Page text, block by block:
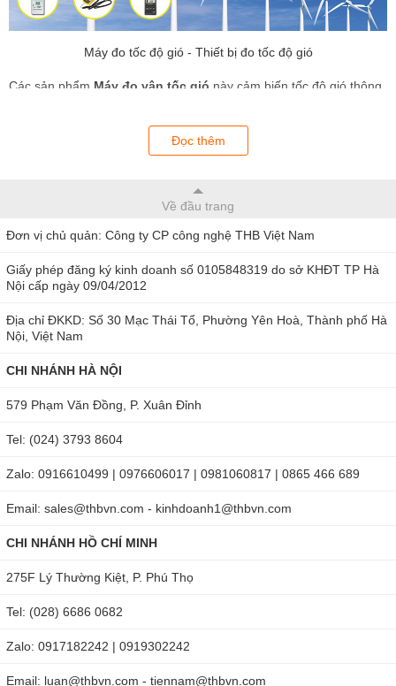
Máy đo tốc độ gió - Thiết bị đo tốc độ gió
Các sản phẩm Máy đo vận tốc gió này cảm biến tốc độ gió thông
hiển thị trực tiếp trên màn hình LCD.
cung cấp, bảo hành chính hãng từ nhà phân phối và
mang đến khách hàng với giá và chất lượng tốt nhất.
Đọc thêm
Về đầu trang
Đơn vị chủ quản: Công ty CP công nghệ THB Việt Nam
Giấy phép đăng ký kinh doanh số 0105848319 do sở KHĐT TP Hà
Nội cấp ngày 09/04/2012
Địa chỉ ĐKKD: Số 30 Mạc Thái Tổ, Phường Yên Hoà, Thành phố Hà
Nội, Việt Nam
CHI NHÁNH HÀ NỘI
579 Phạm Văn Đồng, P. Xuân Đỉnh
Tel: (024) 3793 8604
Zalo: 0916610499 | 0976606017 | 0981060817 | 0865 466 689
Email: sales@thbvn.com - kinhdoanh1@thbvn.com
CHI NHÁNH HỒ CHÍ MINH
275F Lý Thường Kiệt, P. Phú Thọ
Tel: (028) 6686 0682
Zalo: 0917182242 | 0919302242
Email: luan@thbvn.com - tiennam@thbvn.com